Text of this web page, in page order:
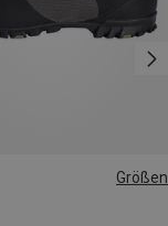
Größen